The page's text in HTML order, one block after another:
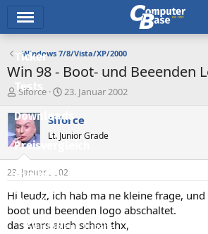
Ticker
Tests
Downloads
Preisvergleich
Forum
Aktuelles
Empfohlene Inhalte
Windows 7/8/Vista/XP/2000
Win 98 - Boot- und Beeenden
E
s
t
e
e
Siforce
E
s
e
l
t
a
23. Januar 2002
Siforce
Lt. Junior Grade
23. Januar 2002
Hi leudz, ich hab ma ne kleine frage,
boot und beenden logo abschaltet.
das wars auch schon thx,